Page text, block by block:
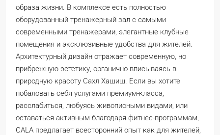
образа жизни. В комплексе есть полностью
оборудованный тренажерный зал с самыми
современными тренажерами, элегантные клубные
помещения и эксклюзивные удобства для жителей.
Архитектурный дизайн отражает современную, но
прибрежную эстетику, органично вписываясь в
природную красоту Сахл Хашиш. Если вы хотите
побаловать себя услугами премиум-класса,
расслабиться, любуясь живописными видами, или
оставаться активным благодаря фитнес-программам,
CALA предлагает всесторонний опыт как для жителей,